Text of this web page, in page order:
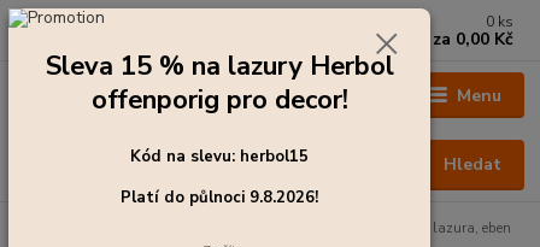
Menu
Hledat
+420 273 136 255
0 ks
za 0,00 Kč
2,5 l Herbol Offenporig Pro-Décor - lazura, eben
Sleva 15 % na lazury Herbol
offenporig pro decor!
Kód na slevu: herbol15
Platí do půlnoci 9.8.2026!